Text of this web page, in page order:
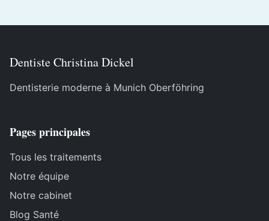
Dentiste Christina Dickel
Dentisterie moderne à Munich Oberföhring
Pages principales
Tous les traitements
Notre équipe
Notre cabinet
Blog Santé